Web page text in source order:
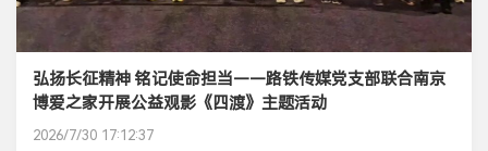
智库伙伴
弘扬长征精神 铭记使命担当——路铁传媒党支部联合南京
博爱之家开展公益观影《四渡》主题活动
2026/7/30 17:12:37